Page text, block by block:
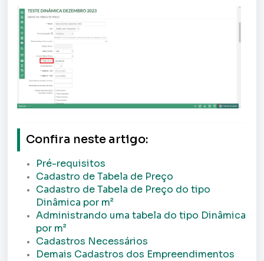
Confira neste artigo:
Pré-requisitos
Cadastro de Tabela de Preço
Cadastro de Tabela de Preço do tipo
Dinâmica por m²
Administrando uma tabela do tipo Dinâmica
por m²
Cadastros Necessários
Demais Cadastros dos Empreendimentos